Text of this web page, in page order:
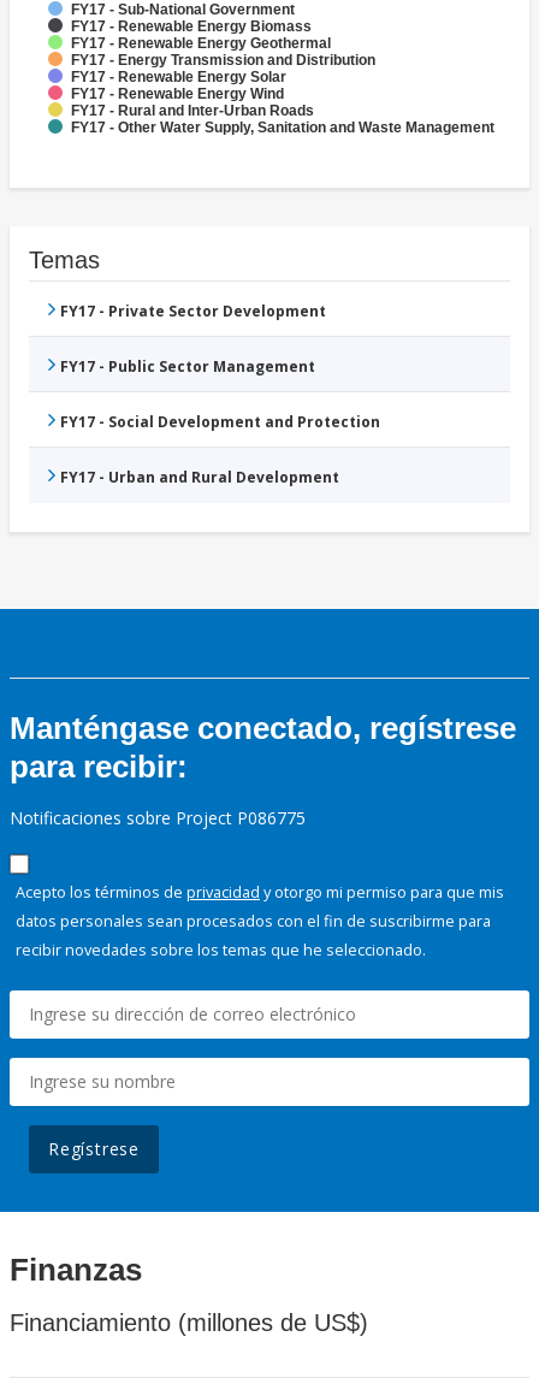
FY17 - Sub-National Government
FY17 - Renewable Energy Biomass
FY17 - Renewable Energy Geothermal
FY17 - Energy Transmission and Distribution
FY17 - Renewable Energy Solar
FY17 - Renewable Energy Wind
FY17 - Rural and Inter-Urban Roads
FY17 - Other Water Supply, Sanitation and Waste Management
Temas
FY17 - Private Sector Development
FY17 - Public Sector Management
FY17 - Social Development and Protection
FY17 - Urban and Rural Development
Manténgase conectado, regístrese
para recibir:
Notificaciones sobre Project P086775
Acepto los términos de privacidad y otorgo mi permiso para que mis
datos personales sean procesados con el fin de suscribirme para
recibir novedades sobre los temas que he seleccionado.
Regístrese
Finanzas
Financiamiento (millones de US$)